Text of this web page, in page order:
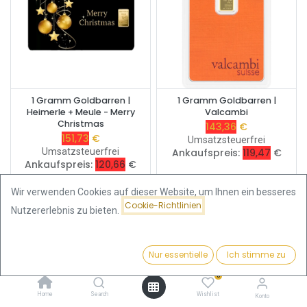
Beliebteste
Home Search
0
Wishlist Konto
1 Gramm Goldbarren |
Heimerle + Meule - Merry
Christmas
151,73 €
Umsatzsteuerfrei
Ankaufspreis: 120,66 €
1 Gramm Goldbarren |
Valcambi
143,36 €
Umsatzsteuerfrei
Ankaufspreis: 119,47 €
Geschenkidee
Wir verwenden Cookies auf dieser Website, um Ihnen ein besseres
Nutzererlebnis zu bieten.
Cookie-Richtlinien
Nur essentielle Ich stimme zu